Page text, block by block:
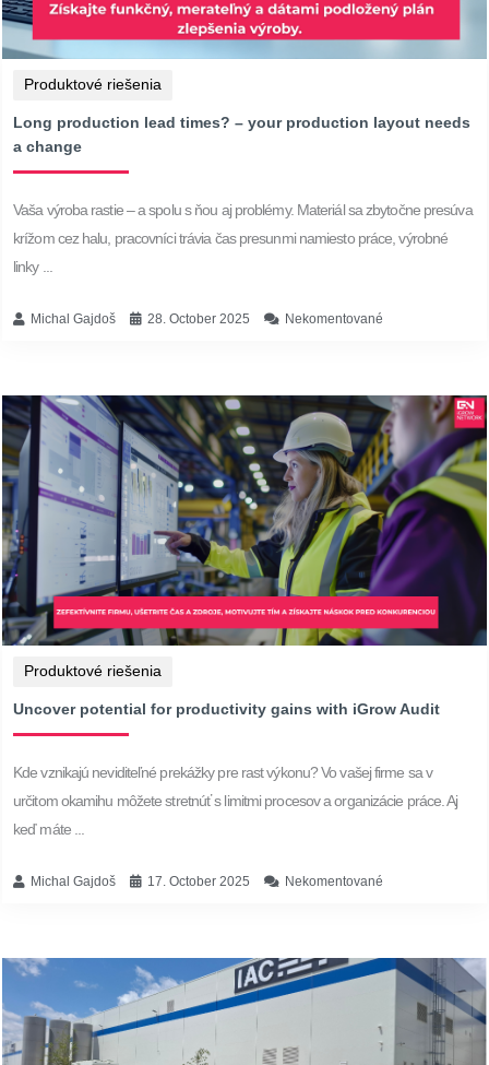
Produktové riešenia
Long production lead times? – your production layout needs
a change
Vaša výroba rastie – a spolu s ňou aj problémy. Materiál sa zbytočne presúva
krížom cez halu, pracovníci trávia čas presunmi namiesto práce, výrobné
linky ...
Michal Gajdoš 28. October 2025 Nekomentované
Produktové riešenia
Uncover potential for productivity gains with iGrow Audit
Kde vznikajú neviditeľné prekážky pre rast výkonu? Vo vašej firme sa v
určitom okamihu môžete stretnúť s limitmi procesov a organizácie práce. Aj
keď máte ...
Michal Gajdoš 17. October 2025 Nekomentované